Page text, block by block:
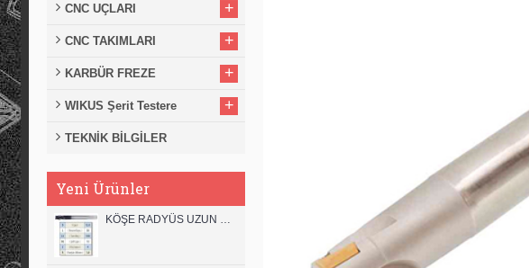
CNC UÇLARI +
CNC TAKIMLARI +
KARBÜR FREZE +
WIKUS Şerit Testere +
TEKNİK BİLGİLER
Yeni Ürünler